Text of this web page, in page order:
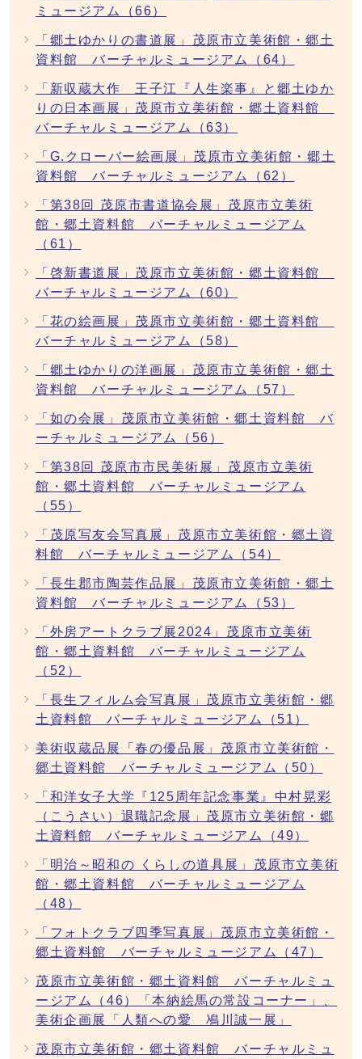
ミュージアム（66）
「郷土ゆかりの書道展」茂原市立美術館・郷土
資料館 バーチャルミュージアム（64）
「新収蔵大作 王子江『人生楽事』と郷土ゆか
りの日本画展」茂原市立美術館・郷土資料館
バーチャルミュージアム（63）
「G.クローバー絵画展」茂原市立美術館・郷土
資料館 バーチャルミュージアム（62）
「第38回 茂原市書道協会展」茂原市立美術
館・郷土資料館 バーチャルミュージアム
（61）
「啓新書道展」茂原市立美術館・郷土資料館
バーチャルミュージアム（60）
「花の絵画展」茂原市立美術館・郷土資料館
バーチャルミュージアム（58）
「郷土ゆかりの洋画展」茂原市立美術館・郷土
資料館 バーチャルミュージアム（57）
「如の会展」茂原市立美術館・郷土資料館 バ
ーチャルミュージアム（56）
「第38回 茂原市市民美術展」茂原市立美術
館・郷土資料館 バーチャルミュージアム
（55）
「茂原写友会写真展」茂原市立美術館・郷土資
料館 バーチャルミュージアム（54）
「長生郡市陶芸作品展」茂原市立美術館・郷土
資料館 バーチャルミュージアム（53）
「外房アートクラブ展2024」茂原市立美術
館・郷土資料館 バーチャルミュージアム
（52）
「長生フィルム会写真展」茂原市立美術館・郷
土資料館 バーチャルミュージアム（51）
美術収蔵品展「春の優品展」茂原市立美術館・
郷土資料館 バーチャルミュージアム（50）
「和洋女子大学『125周年記念事業』中村晃彩
（こうさい）退職記念展」茂原市立美術館・郷
土資料館 バーチャルミュージアム（49）
「明治～昭和の くらしの道具展」茂原市立美術
館・郷土資料館 バーチャルミュージアム
（48）
「フォトクラブ四季写真展」茂原市立美術館・
郷土資料館 バーチャルミュージアム（47）
茂原市立美術館・郷土資料館 バーチャルミュ
ージアム（46）「本納絵馬の常設コーナー」、
美術企画展「人類への愛 鳰川誠一展」
茂原市立美術館・郷土資料館 バーチャルミュ